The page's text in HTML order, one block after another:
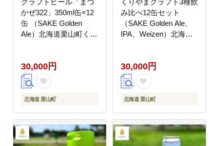
クラフトビール「まつ
かぜ322」350ml缶×12
缶 （SAKE Golden
Ale）北海道栗山町くり
30,000円
北海道 栗山町
くりやまクラフト3種飲
み比べ12缶セット
（SAKE Golden Ale、
IPA、Weizen）北海道
30,000円
北海道 栗山町